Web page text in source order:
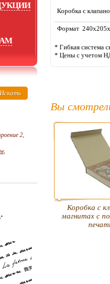
2,
,
Коробка с
Формат
* Гибкая система
* Цены с учетом
Вы
Коробка с
магнитах с